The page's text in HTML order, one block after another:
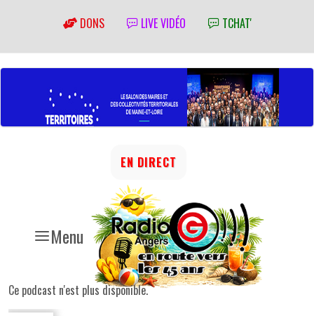
DONS LIVE VIDÉO TCHAT'
Menu
EN DIRECT
Ce podcast n'est plus disponible.